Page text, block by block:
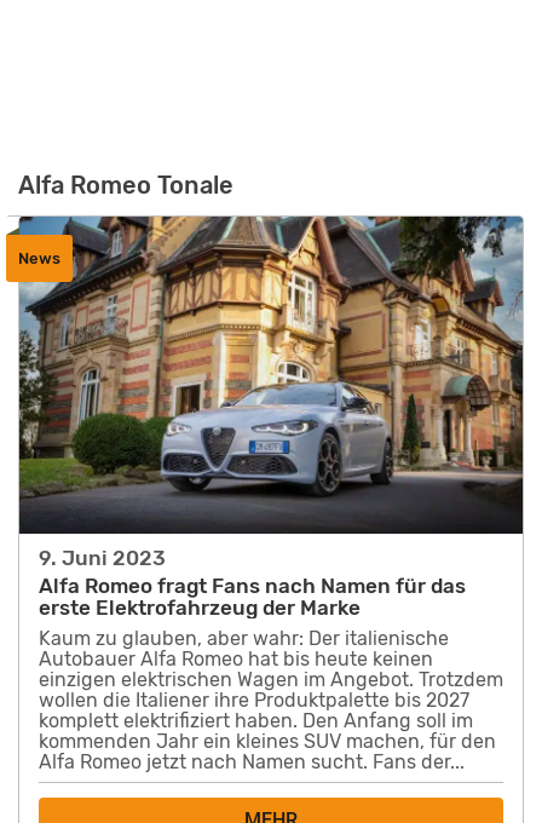
Alfa Romeo Tonale
9. Juni 2023
Alfa Romeo fragt Fans nach Namen für das
erste Elektrofahrzeug der Marke
Kaum zu glauben, aber wahr: Der italienische
Autobauer Alfa Romeo hat bis heute keinen
einzigen elektrischen Wagen im Angebot. Trotzdem
wollen die Italiener ihre Produktpalette bis 2027
komplett elektrifiziert haben. Den Anfang soll im
kommenden Jahr ein kleines SUV machen, für den
Alfa Romeo jetzt nach Namen sucht. Fans der...
News